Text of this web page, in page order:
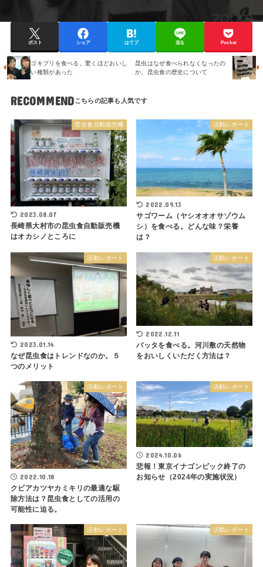
ポスト シェア はてブ 送る Pocket
ゴキブリを食べる。驚くほどおいし
い種類があった
昆虫はなぜ食べられなくなったの
か。昆虫食の歴史について
RECOMMEND
昆虫食自動販売機
2023.08.07
長崎県大村市の昆虫食自動販売機
はオカシノところに
活動レポート
2022.09.13
サゴワーム（ヤシオオオサゾウム
シ）を食べる。どんな味？栄養
は？
活動レポート
2023.01.14
なぜ昆虫食はトレンドなのか。５
つのメリット
活動レポート
2022.12.11
バッタを食べる。河川敷の天然物
をおいしくいただく方法は？
活動レポート
2022.10.18
クビアカツヤカミキリの最適な駆
除方法は？昆虫食としての活用の
可能性に迫る。
活動レポート
2024.10.06
悲報！東京イナゴンピック終了の
お知らせ（2024年の実施状況）
活動レポート 活動レポート